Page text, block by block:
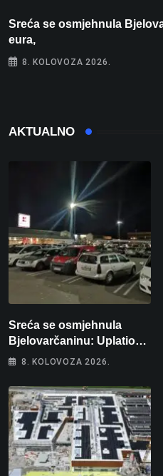
Sreća se osmjehnula
eura,
8. KOLOVOZA 2026.
AKTUALNO
Sreća se osmjehnula
Bjelovarčaninu: Uplatio
samo 4 eura, a osvojio
8. KOLOVOZA 2026.